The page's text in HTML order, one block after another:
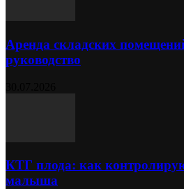
Аренда складских
руководство
КТГ плода: как
малыша